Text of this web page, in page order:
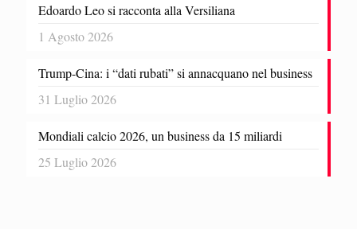
Edoardo Leo si racconta alla Versiliana
1 Agosto 2026
Trump-Cina: i “dati rubati” si annacquano nel business
31 Luglio 2026
Mondiali calcio 2026, un business da 15 miliardi
25 Luglio 2026